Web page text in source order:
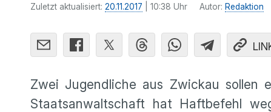
Zuletzt aktualisiert: 20.11.2017 | 10:38 Uhr Autor: Redaktion
Zwei Jugendliche aus Zwickau sollen
Staatsanwaltschaft hat Haftbefehl